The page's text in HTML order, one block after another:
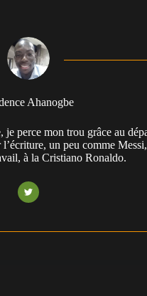
Ahanogbe
perce mon trou grâce au
un peu comme
à la Cristiano Ronaldo.